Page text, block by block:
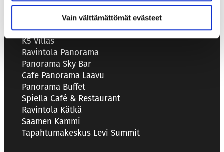
Vain välttämättömät evästeet
LEVI
Hotel Levi Panorama
Hotel K5 Levi
K5 Villas
Ravintola Panorama
Panorama Sky Bar
Cafe Panorama Laavu
Panorama Buffet
Spiella Café & Restaurant
Ravintola Kätkä
Saamen Kammi
Tapahtumakeskus Levi Summit